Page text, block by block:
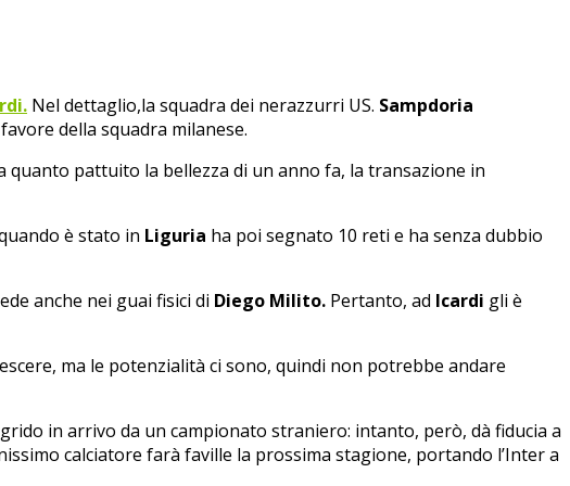
Nel dettaglio,la squadra dei nerazzurri US. Sampdoria
della squadra milanese.
pattuito la bellezza di un anno fa, la transazione in
è stato in Liguria ha poi segnato 10 reti e ha senza dubbio
anche nei guai fisici di Diego Milito. Pertanto, ad Icardi gli è
ma le potenzialità ci sono, quindi non potrebbe andare
in arrivo da un campionato straniero: intanto, però, dà fiducia a
calciatore farà faville la prossima stagione, portando l’Inter a